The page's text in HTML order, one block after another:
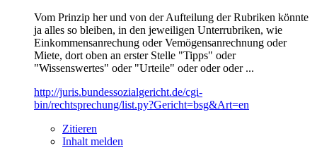
Vom Prinzip her und von der Aufteilung der Rubriken könnte
ja alles so bleiben, in den jeweiligen Unterrubriken, wie
Einkommensanrechung oder Vemögensanrechnung oder
Miete, dort oben an erster Stelle "Tipps" oder
"Wissenswertes" oder "Urteile" oder oder oder ...
http://juris.bundessozialgericht.de/cgi-
bin/rechtsprechung/list.py?Gericht=bsg&Art=en
Zitieren
Inhalt melden